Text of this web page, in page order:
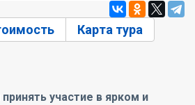
вкладка)Карта тура
участие в ярком и